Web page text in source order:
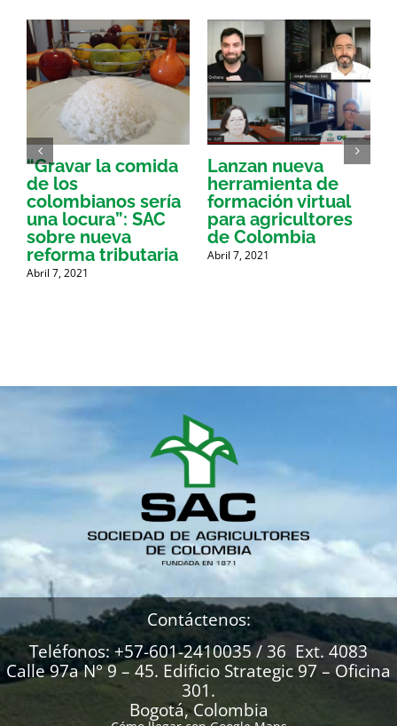
“Gravar la comida
de los
colombianos sería
una locura”: SAC
sobre nueva
reforma tributaria
Abril 7, 2021
Lanzan nueva
herramienta de
formación virtual
para agricultores
de Colombia
Abril 7, 2021
Contáctenos:
Teléfonos: +57-601-2410035 / 36 Ext. 4083
Calle 97a N° 9 – 45. Edificio Strategic 97 – Oficina
301.
Bogotá, Colombia